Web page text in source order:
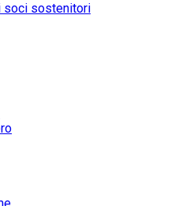
soci sostenitori